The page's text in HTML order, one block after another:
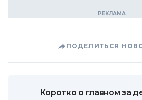
ПОДЕЛИТЬСЯ
Коротко о главном за